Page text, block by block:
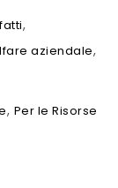
,
aziendale,
, Per le Risorse